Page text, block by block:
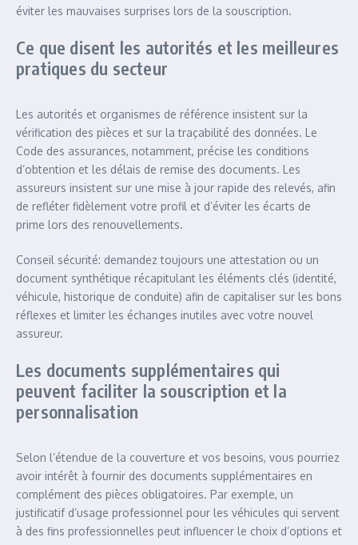
éviter les mauvaises surprises lors de la souscription.
Ce que disent les autorités et les meilleures
pratiques du secteur
Les autorités et organismes de référence insistent sur la
vérification des pièces et sur la traçabilité des données. Le
Code des assurances, notamment, précise les conditions
d’obtention et les délais de remise des documents. Les
assureurs insistent sur une mise à jour rapide des relevés, afin
de refléter fidèlement votre profil et d’éviter les écarts de
prime lors des renouvellements.
Conseil sécurité: demandez toujours une attestation ou un
document synthétique récapitulant les éléments clés (identité,
véhicule, historique de conduite) afin de capitaliser sur les bons
réflexes et limiter les échanges inutiles avec votre nouvel
assureur.
Les documents supplémentaires qui
peuvent faciliter la souscription et la
personnalisation
Selon l’étendue de la couverture et vos besoins, vous pourriez
avoir intérêt à fournir des documents supplémentaires en
complément des pièces obligatoires. Par exemple, un
justificatif d’usage professionnel pour les véhicules qui servent
à des fins professionnelles peut influencer le choix d’options et